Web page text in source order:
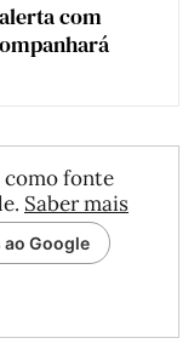
com
como fonte
Saber mais
Google